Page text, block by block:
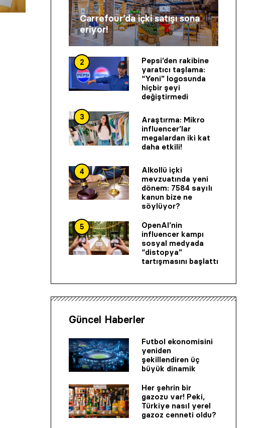
Carrefour’da içki satışı sona
eriyor!
2
Pepsi’den rakibine
yaratıcı taşlama:
“Yeni” logosunda
hiçbir şeyi
değiştirmedi
3
Araştırma: Mikro
influencer’lar
megalardan iki kat
daha etkili!
4
Alkollü içki
mevzuatında yeni
dönem: 7584 sayılı
kanun bize ne
söylüyor?
5
OpenAI’nin
influencer kampı
sosyal medyada
“distopya”
tartışmasını başlattı
Güncel Haberler
Futbol ekonomisini
yeniden
şekillendiren üç
büyük dinamik
Her şehrin bir
gazozu var! Peki,
Türkiye nasıl yerel
gazoz cenneti oldu?